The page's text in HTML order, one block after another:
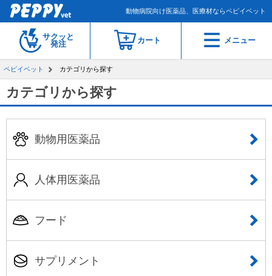
動物病院向け医薬品、医療材ならペピイベット
サクッと
発注
カート メニュー
ペピイベット カテゴリから探す
カテゴリから探す
動物用医薬品
人体用医薬品
フード
サプリメント